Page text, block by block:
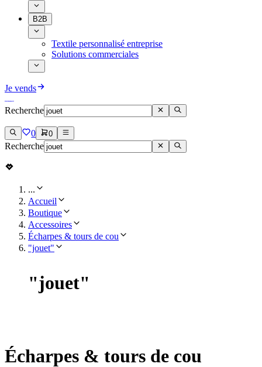
B2B
Textile personnalisé entreprise
Solutions commerciales
Je vends
Recherche
0 0
Recherche
...
Accueil
Boutique
Accessoires
Écharpes & tours de cou
"jouet"
"jouet"
Écharpes & tours de cou